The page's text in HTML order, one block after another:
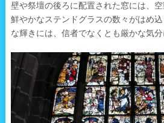
壁や祭壇の後ろに配置された窓には、
鮮やかなステンドグラスの数々がはめ
な輝きには、信者でなくとも厳かな気分